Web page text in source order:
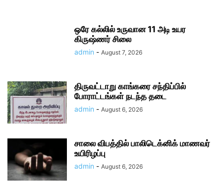
ஒரே கல்லில் உருவான 11 அடி உயர
கிருஷ்ணர் சிலை
admin - August 7, 2026
திருவட்டாறு காங்கரை சந்திப்பில்
போராட்டங்கள் நடந்த தடை
admin - August 6, 2026
சாலை விபத்தில் பாலிடெக்னிக் மாணவர்
உயிரிழப்பு
admin - August 6, 2026